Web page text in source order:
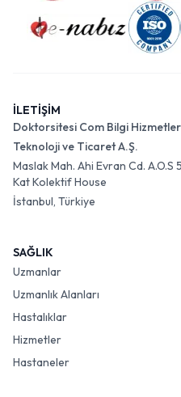
İLETİŞİM
Doktorsitesi Com Bilgi
Teknoloji ve Ticaret A.Ş.
Maslak Mah. Ahi Evran Cd.
Kat Kolektif House
İstanbul, Türkiye
SAĞLIK
Uzmanlar
Uzmanlık Alanları
Hastalıklar
Hizmetler
Hastaneler